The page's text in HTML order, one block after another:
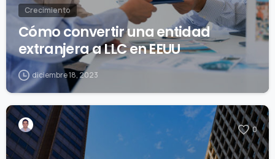
Crecimiento
Cómo convertir una entidad
extranjera a LLC en EEUU
diciembre 18, 2023
0